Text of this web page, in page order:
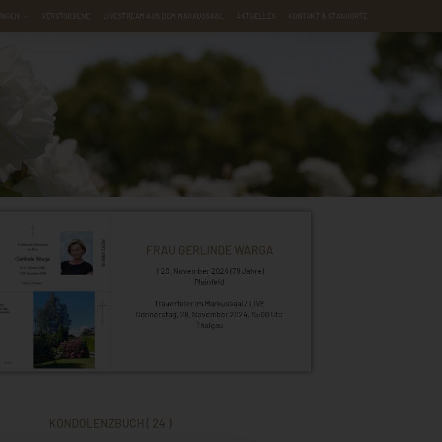
VERSTORBENE LIVESTREAM AUS DEM MARKUSSAAL AKTUELLES KONTAKT & STANDORTE
FRAU GERLINDE WARGA
† 20. November 2024 (76 Jahre)
Plainfeld
Trauerfeier im Markussaal / LIVE
Donnerstag, 28. November 2024, 15:00 Uhr
Thalgau
KONDOLENZBUCH ( 24 )